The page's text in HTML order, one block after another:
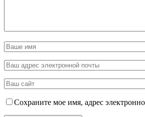
Сохраните мое имя, адрес